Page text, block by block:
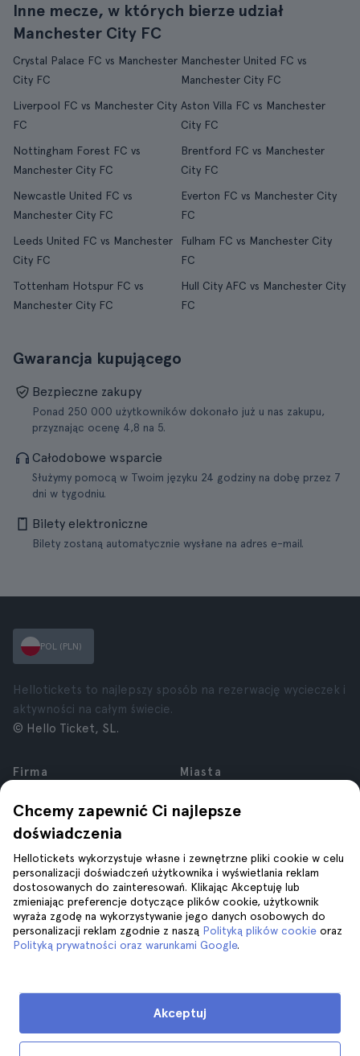
Inne mecze, w których bierze udział
Manchester City FC
Crystal Palace FC vs Manchester
City FC
Manchester United FC vs
Manchester City FC
Liverpool FC vs Manchester City
FC
Aston Villa FC vs Manchester
City FC
Nottingham Forest FC vs
Manchester City FC
Brentford FC vs Manchester
City FC
Newcastle United FC vs
Manchester City FC
Everton FC vs Manchester City
FC
Leeds United FC vs Manchester
City FC
Fulham FC vs Manchester City
FC
Tottenham Hotspur FC vs
Manchester City FC
Hull City AFC vs Manchester City
FC
Gwarancja kupującego
Bezpieczne zakupy
Ponad 250 000 użytkowników dokonało już u nas zakupu,
przyznając ocenę 4,8 na 5.
Całodobowe wsparcie
Służymy pomocą w Twoim języku 24 godziny na dobę przez 7
dni w tygodniu.
Bilety elektroniczne
Bilety zostaną automatycznie wysłane na adres e-mail.
Chcemy zapewnić Ci najlepsze
doświadczenia
Hellotickets wykorzystuje własne i zewnętrzne pliki cookie w celu
personalizacji doświadczeń użytkownika i wyświetlania reklam
dostosowanych do zainteresowań. Klikając Akceptuję lub
zmieniając preferencje dotyczące plików cookie, użytkownik
wyraża zgodę na wykorzystywanie jego danych osobowych do
personalizacji reklam zgodnie z naszą Polityką plików cookie oraz
Polityką prywatności oraz warunkami Google.
Akceptuj
POL (PLN)
Hellotickets to najlepszy sposób na rezerwację wycieczek i
aktywności na całym świecie.
© Hello Ticket, SL.
Firma
Kariera
Partnerzy
Recenzje
Prywatność
Regulamin
Informacje prawne
Pliki cookie
Miasta
Rzym
Londyn
Granada
Kraków
Tenerife
Pomoc